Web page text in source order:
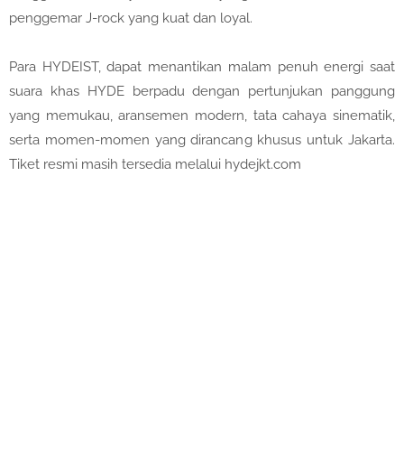
penggemar J-rock yang kuat dan loyal.
Para HYDEIST, dapat menantikan malam penuh energi saat
suara khas HYDE berpadu dengan pertunjukan panggung
yang memukau, aransemen modern, tata cahaya sinematik,
serta momen-momen yang dirancang khusus untuk Jakarta.
Tiket resmi masih tersedia melalui hydejkt.com